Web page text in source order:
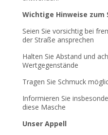
Wichtige Hinweise zum
Seien Sie vorsichtig bei
der Straße ansprechen
Halten Sie Abstand und
Wertgegenstände
Tragen Sie Schmuck
Informieren Sie
diese Masche
Unser Appell